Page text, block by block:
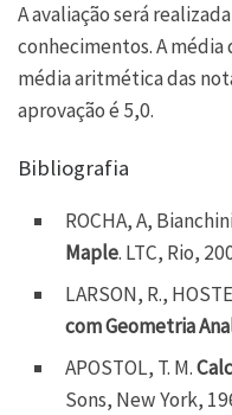
A avaliação será
conhecimentos. A
média aritmética das
aprovação é 5,0.
Bibliografia
ROCHA, A,
Maple. LTC, Rio,
LARSON, R.,
com Geometria
APOSTOL, T. M.
Sons, New York,